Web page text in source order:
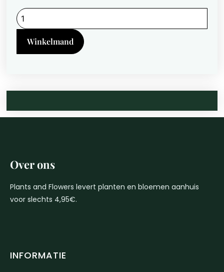
Yucca
-
Ø24cm
↕125cm
quantity
Winkelmand
Over ons
Plants and Flowers levert planten en bloemen aanhuis
voor slechts 4,95€.
INFORMATIE